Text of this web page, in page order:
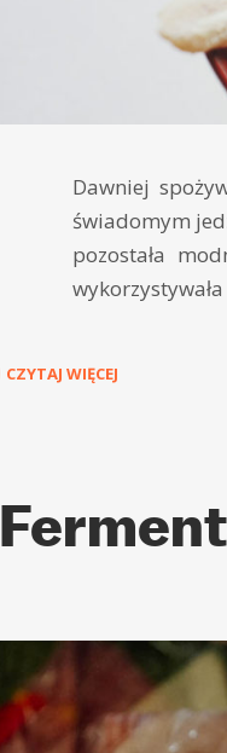
Dawniej
świadomym
pozostała
CZYTAJ WIĘCEJ